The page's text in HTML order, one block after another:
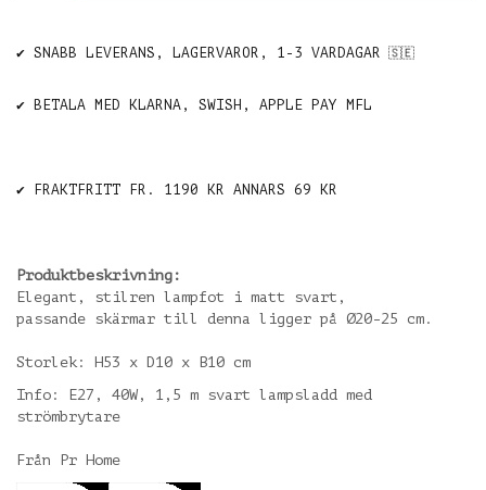
✔️ SNABB LEVERANS, LAGERVAROR, 1-3 VARDAGAR 🇸🇪
✔️ BETALA MED KLARNA, SWISH, APPLE PAY MFL
✔️ FRAKTFRITT FR. 1190 KR ANNARS 69 KR
Produktbeskrivning:
Elegant, stilren lampfot i matt svart,
passande skärmar till denna ligger på Ø20-25 cm.
Storlek: H53 x D10 x B10 cm
Info: E27, 40W, 1,5 m svart lampsladd med
strömbrytare
Från Pr Home